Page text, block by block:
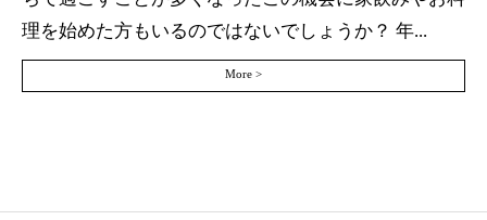
理を始めた方もいるのではないでしょうか？ 年...
More >